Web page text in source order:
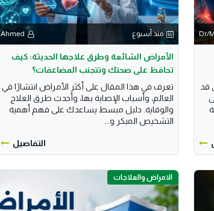
Dr/
قد
منذ أسبوع Ahmed
الأمراض الشائعة وطرق علاجها الحديثة: كيف
تحافظ على صحتك وتتجنب المضاعفات؟
تعرف في هذا المقال على أكثر الأمراض انتشارًا في
العالم، وأسباب الإصابة بها، وأحدث طرق العلاج
والوقاية. دليل مبسط يساعدك على فهم أهمية
التشخيص المبكر و...
التفاصيل
الامراض والعلاجات